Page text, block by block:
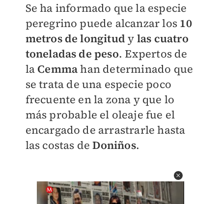
Se ha informado que la especie
peregrino puede alcanzar los 10
metros de longitudy las cuatro
toneladas de peso. Expertos de
la Cemmahan determinado que
se trata de una especie poco
frecuente en la zona y que lo
más probable el oleaje fue el
encargado de arrastrarle hasta
las costas deDoniños.